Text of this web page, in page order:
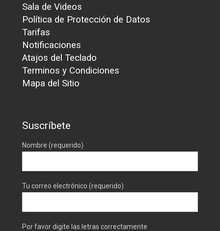
Sala de Videos
Política de Protección de Datos
Tarifas
Notificaciones
Atajos del Teclado
Terminos y Condiciones
Mapa del Sitio
Suscríbete
Nombre (requerido)
Tu correo electrónico (requerido)
Por favor digite las letras correctamente